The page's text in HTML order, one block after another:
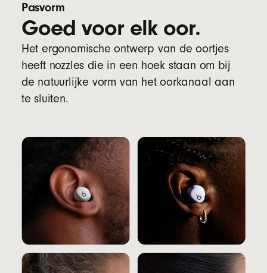
Pasvorm
Goed voor elk oor.
Het ergonomische ontwerp van de oortjes
heeft nozzles die in een hoek staan om bij
de natuurlijke vorm van het oorkanaal aan
te sluiten.